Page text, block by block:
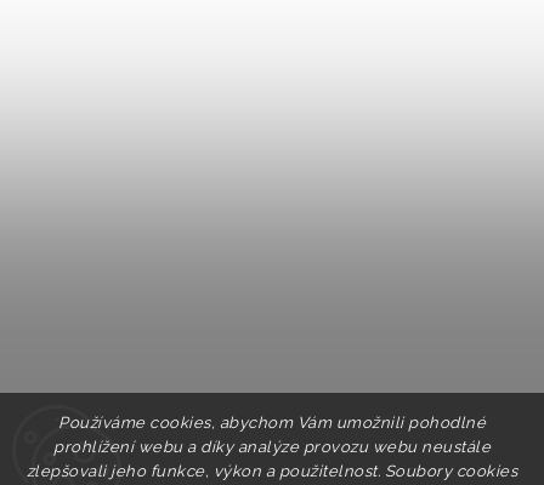
Používáme cookies, abychom Vám umožnili pohodlné
prohlížení webu a díky analýze provozu webu neustále
zlepšovali jeho funkce, výkon a použitelnost. Soubory cookies